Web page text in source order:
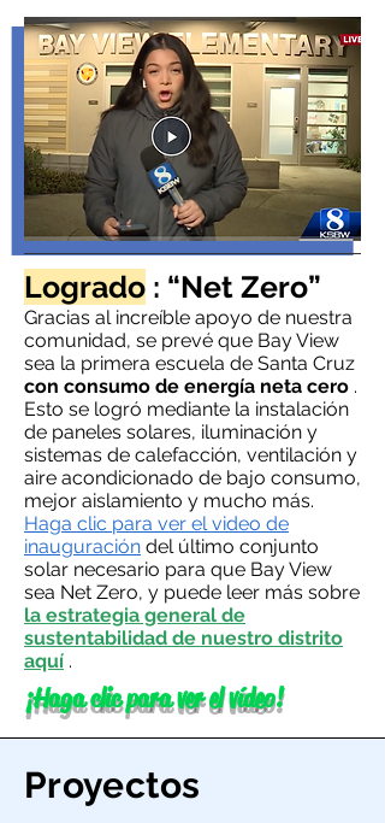
Logrado : “Net Zero”
Gracias al increíble apoyo de nuestra
comunidad, se prevé que Bay View
sea la primera escuela de Santa Cruz
con consumo de energía neta cero .
Esto se logró mediante la instalación
de paneles solares, iluminación y
sistemas de calefacción, ventilación y
aire acondicionado de bajo consumo,
mejor aislamiento y mucho más.
Haga clic para ver el video de
inauguración del último conjunto
solar necesario para que Bay View
sea Net Zero, y puede leer más sobre
la estrategia general de
sustentabilidad de nuestro distrito
aquí .
¡Haga clic para ver el vídeo!
Proyectos